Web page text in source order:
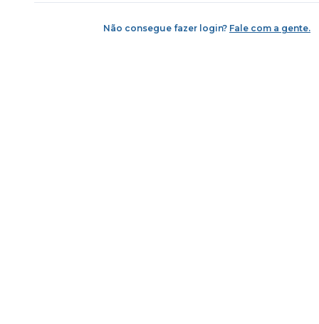
Não consegue fazer login? Fale com a gente.